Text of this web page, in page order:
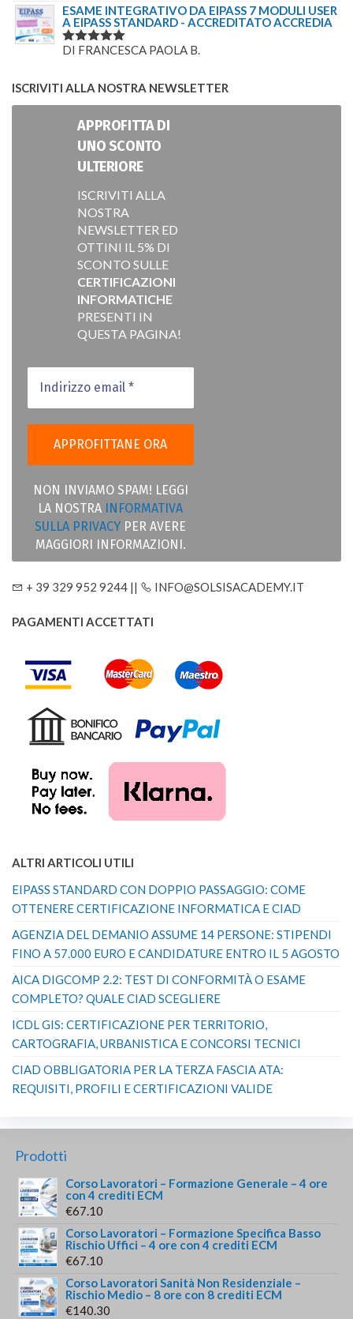
ESAME INTEGRATIVO DA EIPASS 7 MODULI USER
A EIPASS STANDARD - ACCREDITATO ACCREDIA
VALUTATO
DI FRANCESCA PAOLA B.
ISCRIVITI ALLA NOSTRA NEWSLETTER
APPROFITTA DI
UNO SCONTO
ULTERIORE
ISCRIVITI ALLA
NOSTRA
NEWSLETTER ED
OTTINI IL 5% DI
SCONTO SULLE
CERTIFICAZIONI
INFORMATICHE
PRESENTI IN
QUESTA PAGINA!
NON INVIAMO SPAM! LEGGI
LA NOSTRA
INFORMATIVA
SULLA PRIVACY PER AVERE
MAGGIORI INFORMAZIONI.
+ 39 329 952 9244 || INFO@SOLSISACADEMY.IT
PAGAMENTI ACCETTATI
ALTRI ARTICOLI UTILI
EIPASS STANDARD CON DOPPIO PASSAGGIO: COME
OTTENERE CERTIFICAZIONE INFORMATICA E CIAD
AGENZIA DEL DEMANIO ASSUME 14 PERSONE: STIPENDI
FINO A 57.000 EURO E CANDIDATURE ENTRO IL 5 AGOSTO
AICA DIGCOMP 2.2: TEST DI CONFORMITÀ O ESAME
COMPLETO? QUALE CIAD SCEGLIERE
ICDL GIS: CERTIFICAZIONE PER TERRITORIO,
CARTOGRAFIA, URBANISTICA E CONCORSI TECNICI
CIAD OBBLIGATORIA PER LA TERZA FASCIA ATA:
REQUISITI, PROFILI E CERTIFICAZIONI VALIDE
Prodotti
Corso Lavoratori – Formazione Generale – 4 ore
con 4 crediti ECM
€67.10
Corso Lavoratori – Formazione Specifica Basso
Rischio Uffici – 4 ore con 4 crediti ECM
€67.10
Corso Lavoratori Sanità Non Residenziale –
Rischio Medio – 8 ore con 8 crediti ECM
€140.30